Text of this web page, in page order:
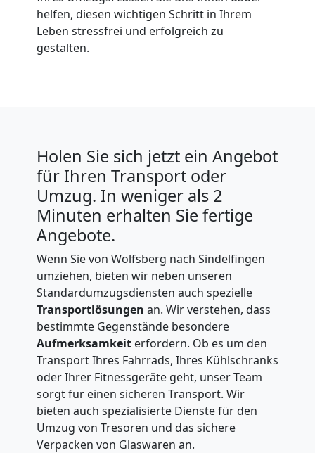
helfen, diesen wichtigen Schritt in Ihrem
Leben stressfrei und erfolgreich zu
gestalten.
Holen Sie sich jetzt ein Angebot
für Ihren Transport oder
Umzug. In weniger als 2
Minuten erhalten Sie fertige
Angebote.
Wenn Sie von Wolfsberg nach Sindelfingen
umziehen, bieten wir neben unseren
Standardumzugsdiensten auch spezielle
Transportlösungen an. Wir verstehen, dass
bestimmte Gegenstände besondere
Aufmerksamkeit erfordern. Ob es um den
Transport Ihres Fahrrads, Ihres Kühlschranks
oder Ihrer Fitnessgeräte geht, unser Team
sorgt für einen sicheren Transport. Wir
bieten auch spezialisierte Dienste für den
Umzug von Tresoren und das sichere
Verpacken von Glaswaren an.